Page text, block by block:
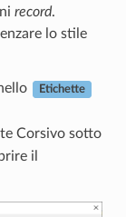
record.
lo stile
Etichette
Corsivo sotto
il